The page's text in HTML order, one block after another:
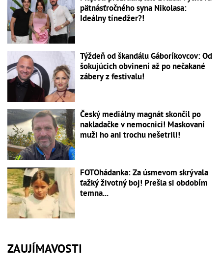
pätnásťročného syna Nikolasa:
Ideálny tínedžer?!
Týždeň od škandálu Gáboríkovcov: Od
šokujúcich obvinení až po nečakané
zábery z festivalu!
Český mediálny magnát skončil po
nakladačke v nemocnici! Maskovaní
muži ho ani trochu nešetrili!
FOTOhádanka: Za úsmevom skrývala
ťažký životný boj! Prešla si obdobím
temna...
ZAUJÍMAVOSTI